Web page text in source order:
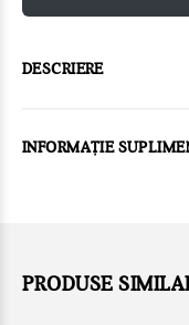
DESCRIERE
INFORMAȚIE
PRODUSE